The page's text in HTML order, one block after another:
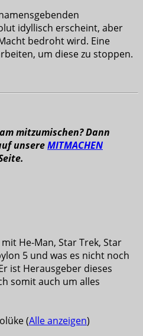
idyllisch erscheint, aber
bedroht wird. Eine
um diese zu stoppen.
mitzumischen? Dann
unsereMITMACHEN
He-Man, Star Trek, Star
5 und was es nicht noch
ist Herausgeber dieses
somit auch um alles
(Alle anzeigen)